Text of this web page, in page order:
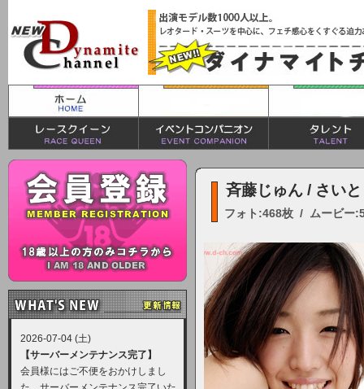
2026-07-04 (土)
【サーバーメンテナンス完了】
会員様にはご不便をおかけしまし
斉藤じゅん / さい
フォト:468枚 / ムービー